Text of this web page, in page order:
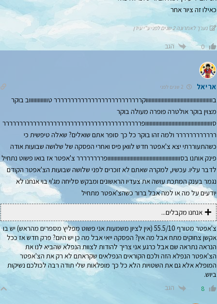
כאילו זה ציור אחר
נערך לאחרונה 2 שנים לפני ע"י עידן
0 הגב
אריאל
בווווווווווווווווווווווווווווווווווווווווווווווקרררררררררררררררררררררררררר טוווווווווווווב בוקר
מצוין בוקר אולטרה פופרה מעולה בוקר
סוווווווווווווווווווווווווווווווווווווווווווווופררררררררררררררררררררררררררררררררררררררררר
רררררררררררר ולמה זהו בוקר כל כך סופר אתם שואלים? שאלה טיפשית כי
כשהתעוררתי יצא צ'אפטר חדש לוואן פיס ואחרי הפסקה של שלושה שבועות אודה
פינק אותנו בסוווווווווווווווווווווווווווווווווווווווווווווווווופרררררררר צ'אפטר אז בואו פשוט נתחיל
לדבר עליו. עכשיו, למקרה שאתם לא זוכרים לפני שלושה שבועות הצ'אפטר הקודם
נגמר בענק המתכת עושה את צעדיו הראשונים ומבקש סליחה מג'וי בוי אנחנו לא
יודעים על מה או למה אבל ברור כשהצ'אפטר מתחיל
אנחנו מקבלים...
צ'אפטר מטורף 55.5/10 (אין לציון משמעות אני פשוט מפליץ מספרים מהראש) יש בו
אקשן צחוקים מתח אבל מה אין? הפסקה ייאי אבל מה כן יש היום? פרק חדש אז ככל
הנראה נתראה שם אבל כרגע אני צריך להודות לצוות הנפלא שהביא לנו את
הצ'אפטר הנפלא הזה ולכם הקוראים הנפלאים שקראתם לא רק את הצ'אפטר
המופלא אלא גם את השטויות הלא כל כך מופלאות שלי תודה רבה לכולכם נשיקות
ביוש.
8 הגב